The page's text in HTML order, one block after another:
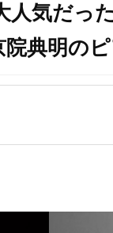
人気だっ
典明の